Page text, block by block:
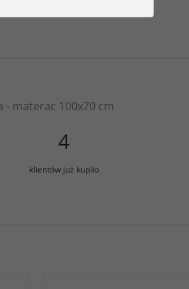
cm
materac 100x70 cm
4
klientów już kupiło